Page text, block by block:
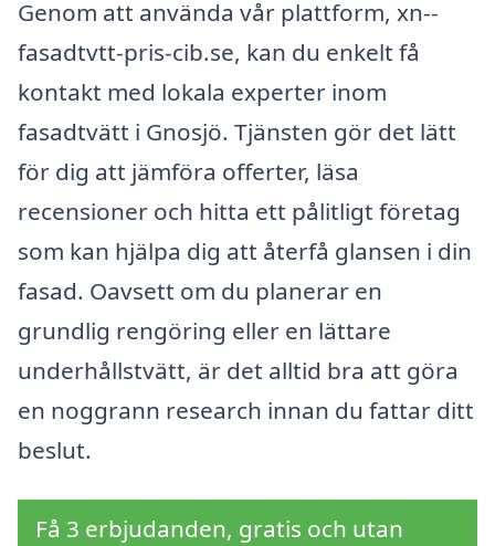
Genom att använda vår plattform, xn--
fasadtvtt-pris-cib.se, kan du enkelt få
kontakt med lokala experter inom
fasadtvätt i Gnosjö. Tjänsten gör det lätt
för dig att jämföra offerter, läsa
recensioner och hitta ett pålitligt företag
som kan hjälpa dig att återfå glansen i din
fasad. Oavsett om du planerar en
grundlig rengöring eller en lättare
underhållstvätt, är det alltid bra att göra
en noggrann research innan du fattar ditt
beslut.
Få 3 erbjudanden, gratis och utan